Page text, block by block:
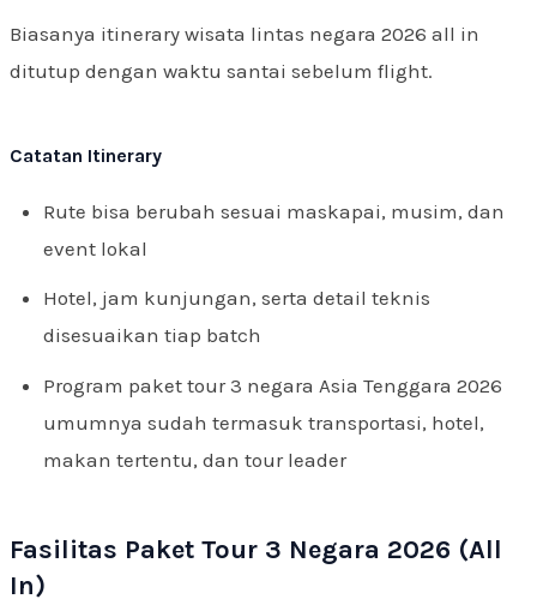
Biasanya itinerary wisata lintas negara 2026 all in
ditutup dengan waktu santai sebelum flight.
Catatan Itinerary
Rute bisa berubah sesuai maskapai, musim, dan
event lokal
Hotel, jam kunjungan, serta detail teknis
disesuaikan tiap batch
Program paket tour 3 negara Asia Tenggara 2026
umumnya sudah termasuk transportasi, hotel,
makan tertentu, dan tour leader
Fasilitas Paket Tour 3 Negara 2026 (All
In)